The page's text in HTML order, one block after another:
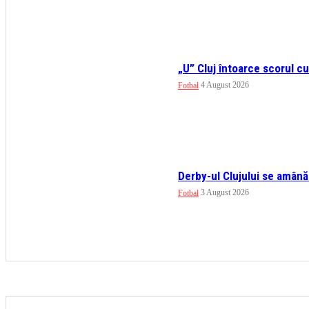
„U” Cluj întoarce scorul
Fotbal 4 August 2026
Derby-ul Clujului se
Fotbal 3 August 2026